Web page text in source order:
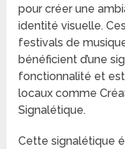
pour créer une
identité visuelle.
festivals de
bénéficient d’une
fonctionnalité et
locaux comme
Signalétique.
Cette signalétique